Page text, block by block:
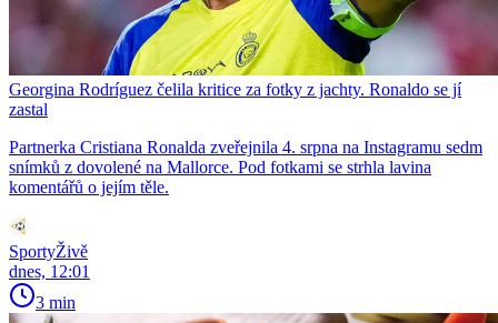
Georgina Rodríguez čelila kritice za fotky z jachty. Ronaldo se jí
zastal
Partnerka Cristiana Ronalda zveřejnila 4. srpna na Instagramu sedm
snímků z dovolené na Mallorce. Pod fotkami se strhla lavina
komentářů o jejím těle.
SportyŽivě
dnes, 12:01
3 min